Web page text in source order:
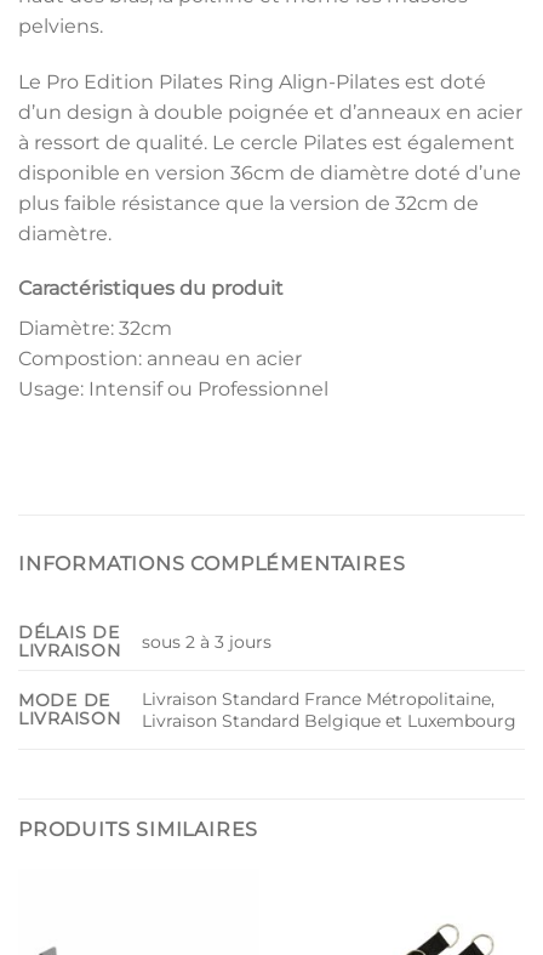
pelviens.
Le Pro Edition Pilates Ring Align-Pilates est doté
d’un design à double poignée et d’anneaux en acier
à ressort de qualité. Le cercle Pilates est également
disponible en version 36cm de diamètre doté d’une
plus faible résistance que la version de 32cm de
diamètre.
Caractéristiques du produit
Diamètre: 32cm
Compostion: anneau en acier
Usage: Intensif ou Professionnel
INFORMATIONS COMPLÉMENTAIRES
DÉLAIS DE
LIVRAISON
sous 2 à 3 jours
MODE DE
LIVRAISON
Livraison Standard France Métropolitaine,
Livraison Standard Belgique et Luxembourg
PRODUITS SIMILAIRES